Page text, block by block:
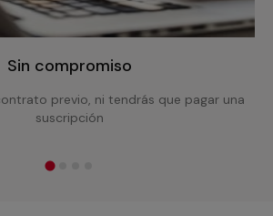
Sin compromiso
previo, ni tendrás que pagar una
suscripción